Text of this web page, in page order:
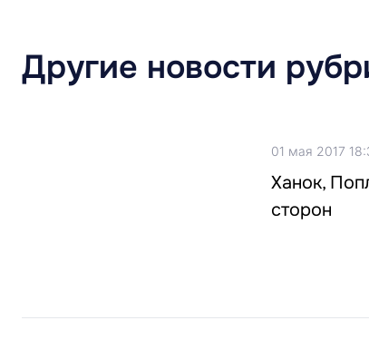
Другие новости
01 мая 2017
Ханок,
сторон